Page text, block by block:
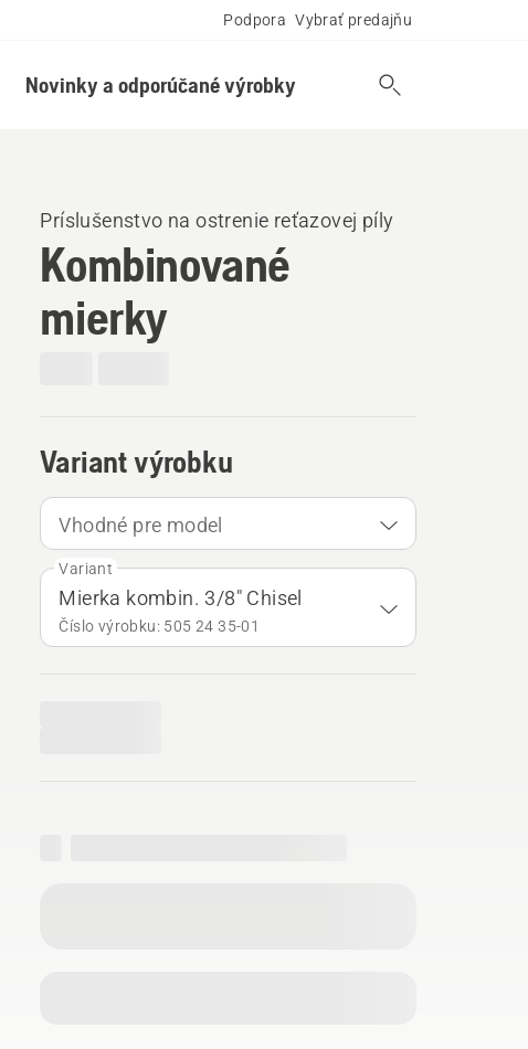
Podpora Vybrať predajňu
Novinky a odporúčané výrobky
Príslušenstvo na ostrenie reťazovej píly
Kombinované
mierky
Variant výrobku
Vhodné pre model
Variant
Mierka kombin. 3/8" Chisel
Číslo výrobku: 505 24 35‑01